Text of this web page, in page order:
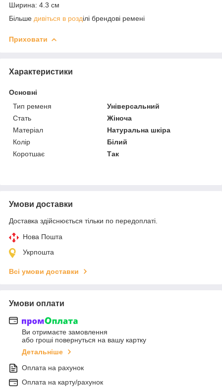
Ширина: 4.3 см
Більше дивіться в розділі брендові ремені
Приховати
Характеристики
Основні
Тип ременя
Універсальний
Стать
Жіноча
Матеріал
Натуральна шкіра
Колір
Білий
Коротшає
Так
Умови доставки
Доставка здійснюється тільки по передоплаті.
Нова Пошта
Укрпошта
Всі умови доставки
Умови оплати
Ви отримаєте замовлення
або гроші повернуться на вашу картку
Детальніше
Оплата на рахунок
Оплата на карту/рахунок